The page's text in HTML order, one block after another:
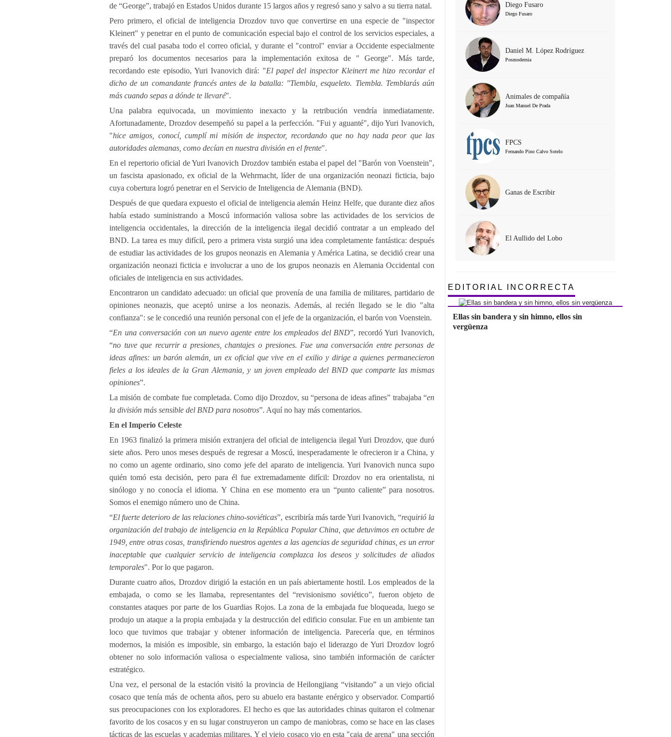
de “George”, trabajó en Estados Unidos durante 15 largos años y regresó sano y salvo a su tierra natal.
Pero primero, el oficial de inteligencia Drozdov tuvo que convertirse en una especie de "inspector
Kleinert" y penetrar en el punto de comunicación especial bajo el control de los servicios especiales, a
través del cual pasaba todo el correo oficial, y durante el "control" enviar a Occidente especialmente
preparó los documentos necesarios para la implementación exitosa de " George". Más tarde,
recordando este episodio, Yuri Ivanovich dirá: "El papel del inspector Kleinert me hizo recordar el
dicho de un comandante francés antes de la batalla: "Tiembla, esqueleto. Tiembla. Temblarás aún
más cuando sepas a dónde te llevaré".
Una palabra equivocada, un movimiento inexacto y la retribución vendría inmediatamente.
Afortunadamente, Drozdov desempeñó su papel a la perfección. "Fui y aguanté", dijo Yuri Ivanovich,
"hice amigos, conocí, cumplí mi misión de inspector, recordando que no hay nada peor que las
autoridades alemanas, como decían en nuestra división en el frente".
En el repertorio oficial de Yuri Ivanovich Drozdov también estaba el papel del "Barón von Voenstein",
un fascista apasionado, ex oficial de la Wehrmacht, líder de una organización neonazi ficticia, bajo
cuya cobertura logró penetrar en el Servicio de Inteligencia de Alemania (BND).
Después de que quedara expuesto el oficial de inteligencia alemán Heinz Helfe, que durante diez años
había estado suministrando a Moscú información valiosa sobre las actividades de los servicios de
inteligencia occidentales, la dirección de la inteligencia ilegal decidió contratar a un empleado del
BND. La tarea es muy difícil, pero a primera vista surgió una idea completamente fantástica: después
de estudiar las actividades de los grupos neonazis en Alemania y América Latina, se decidió crear una
organización neonazi ficticia e involucrar a uno de los grupos neonazis en Alemania Occidental con
oficiales de inteligencia en sus actividades.
Encontraron un candidato adecuado: un oficial que provenía de una familia de militares, partidario de
opiniones neonazis, que aceptó unirse a los neonazis. Además, al recién llegado se le dio "alta
confianza": se le concedió una reunión personal con el jefe de la organización, el barón von Voenstein.
“En una conversación con un nuevo agente entre los empleados del BND”, recordó Yuri Ivanovich,
“no tuve que recurrir a presiones, chantajes o presiones. Fue una conversación entre personas de
ideas afines: un barón alemán, un ex oficial que vive en el exilio y dirige a quienes permanecieron
fieles a los ideales de la Gran Alemania, y un joven empleado del BND que comparte las mismas
opiniones”.
La misión de combate fue completada. Como dijo Drozdov, su “persona de ideas afines” trabajaba “en
la división más sensible del BND para nosotros”. Aquí no hay más comentarios.
En el Imperio Celeste
En 1963 finalizó la primera misión extranjera del oficial de inteligencia ilegal Yuri Drozdov, que duró
siete años. Pero unos meses después de regresar a Moscú, inesperadamente le ofrecieron ir a China, y
no como un agente ordinario, sino como jefe del aparato de inteligencia. Yuri Ivanovich nunca supo
quién tomó esta decisión, pero para él fue extremadamente difícil: Drozdov no era orientalista, ni
sinólogo y no conocía el idioma. Y China en ese momento era un “punto caliente” para nosotros.
Somos el enemigo número uno de China.
“El fuerte deterioro de las relaciones chino-soviéticas”, escribiría más tarde Yuri Ivanovich, “requirió la
organización del trabajo de inteligencia en la República Popular China, que detuvimos en octubre de
1949, entre otras cosas, transfiriendo nuestros agentes a las agencias de seguridad chinas, es un error
inaceptable que cualquier servicio de inteligencia complazca los deseos y solicitudes de aliados
temporales". Por lo que pagaron.
Durante cuatro años, Drozdov dirigió la estación en un país abiertamente hostil. Los empleados de la
embajada, o como se les llamaba, representantes del “revisionismo soviético”, fueron objeto de
constantes ataques por parte de los Guardias Rojos. La zona de la embajada fue bloqueada, luego se
produjo un ataque a la propia embajada y la destrucción del edificio consular. Fue en un ambiente tan
loco que tuvimos que trabajar y obtener información de inteligencia. Parecería que, en términos
modernos, la misión es imposible, sin embargo, la estación bajo el liderazgo de Yuri Drozdov logró
obtener no solo información valiosa o especialmente valiosa, sino también información de carácter
estratégico.
Una vez, el personal de la estación visitó la provincia de Heilongjiang “visitando” a un viejo oficial
cosaco que tenía más de ochenta años, pero su abuelo era bastante enérgico y observador. Compartió
sus preocupaciones con los exploradores. El hecho es que las autoridades chinas quitaron el colmenar
favorito de los cosacos y en su lugar construyeron un campo de maniobras, como se hace en las clases
tácticas de las escuelas y academias militares. Y el viejo cosaco vio en esta "caja de arena" una sección
Diego Fusaro
Diego Fusaro
Daniel M. López Rodríguez
Posmodernia
Animales de compañía
Juan Manuel De Prada
FPCS
Fernando Pino Calvo Sotelo
Ganas de Escribir
El Aullido del Lobo
EDITORIAL INCORRECTA
Ellas sin bandera y sin himno, ellos sin
vergüenza